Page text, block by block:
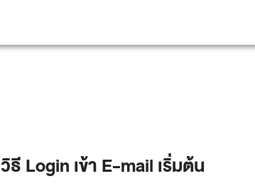
วิธี Login เข้า E-mail เริ่มต้น